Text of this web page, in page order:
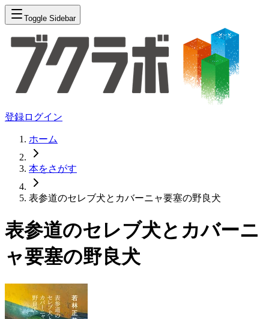
Toggle Sidebar
登録ログイン
ホーム
本をさがす
表参道のセレブ犬とカバーニャ要塞の野良犬
表参道のセレブ犬とカバーニ
ャ要塞の野良犬